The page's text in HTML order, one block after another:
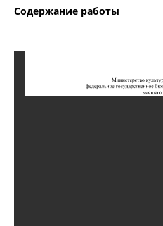
Содержание работы